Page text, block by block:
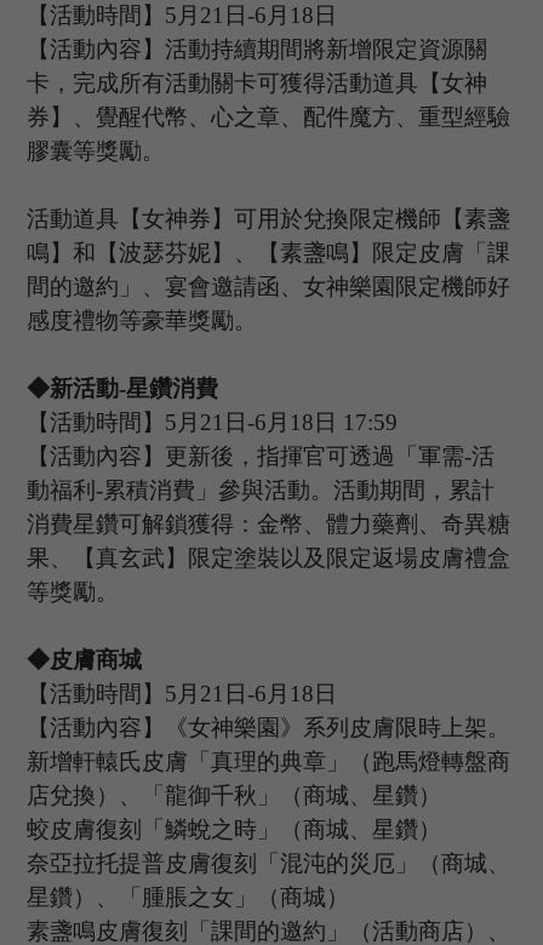
【活動時間】 5 月 21 日-6 月 18 日
【活動內容】活動持續期間將新增限定資源關
卡，完成所有活動關卡可獲得活動道具【女神
券】、覺醒代幣、心之章、配件魔方、重型經驗
膠囊等獎勵。
活動道具【女神券】可用於兌換限定機師【素盞
鳴】和【波瑟芬妮】、【素盞鳴】限定皮膚「課
間的邀約」、宴會邀請函、女神樂園限定機師好
感度禮物等豪華獎勵。
◆新活動-星鑽消費
【活動時間】 5 月 21 日-6 月 18 日 17:59
【活動內容】更新後，指揮官可透過「軍需-活
動福利-累積消費」參與活動。活動期間，累計
消費星鑽可解鎖獲得：金幣、體力藥劑、奇異糖
果、【真玄武】限定塗裝以及限定返場皮膚禮盒
等獎勵。
◆皮膚商城
【活動時間】 5 月 21 日-6 月 18 日
【活動內容】
《女神樂園》系列皮膚限時上架。
新增軒轅氏皮膚「真理的典章」（跑馬燈轉盤商
店兌換）、「龍御千秋」（商城、星鑽）
蛟皮膚復刻「鱗蛻之時」（商城、星鑽）
奈亞拉托提普皮膚復刻「混沌的災厄」（商城、
星鑽）、「腫脹之女」（商城）
素盞鳴皮膚復刻「課間的邀約」（活動商店）、